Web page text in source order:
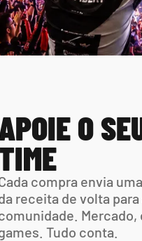
O
compra envia
receita de volta para
Mercado,
Tudo conta.